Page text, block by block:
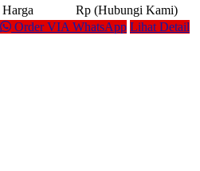
Harga
Rp (Hubungi Kami)
Order VIA WhatsApp Lihat Detail